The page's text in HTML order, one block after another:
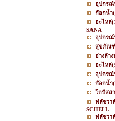
อุปกรณ์
ก๊อกน้ำ
อะไหล่
SANA
อุปกรณ์
สุขภัณ
อ่างล้า
อะไหล่
อุปกรณ์
ก๊อกน้ำ
โถปัสส
ฟลัชวา
SCHELL
ฟลัชวา